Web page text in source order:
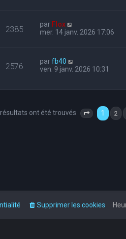
2385 par Flox
mer. 14 janv. 2026 17:06
2576 parfb40
ven. 9 janv. 2026 10:31
ont été trouvés Page 1 sur
1 2
Supprimer les cookies